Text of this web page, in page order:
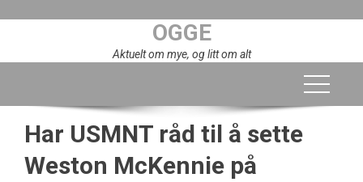
OGGE
Aktuelt om mye, og litt om alt
Har USMNT råd til å sette
Weston McKennie på